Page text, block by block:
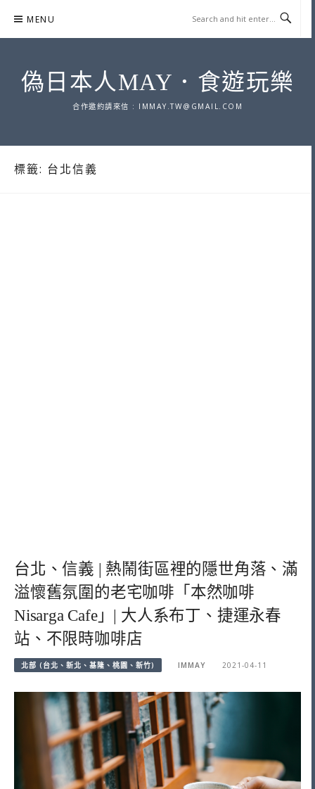
content
MENU
偽日本人MAY．食遊玩樂
合作邀約請來信 : IMMAY.TW@GMAIL.COM
標籤: 台北信義
台北、信義 | 熱鬧街區裡的隱世角落、滿
溢懷舊氛圍的老宅咖啡「本然咖啡
Nisarga Cafe」| 大人系布丁、捷運永春
站、不限時咖啡店
北部 (台北、新北、基隆、桃園、新竹) IMMAY 2021-04-11